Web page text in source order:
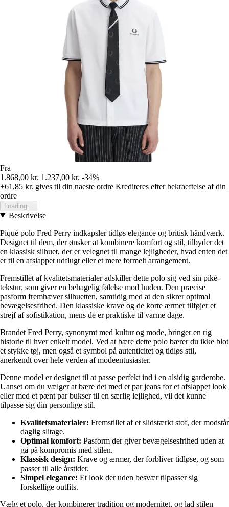
Fra
1.868,00 kr. 1.237,00 kr. -34%
+61,85 kr. gives til din naeste ordre Krediteres efter bekraeftelse af din
ordre
Loading...
Beskrivelse
Piqué polo Fred Perry indkapsler tidløs elegance og britisk håndværk.
Designet til dem, der ønsker at kombinere komfort og stil, tilbyder det
en klassisk silhuet, der er velegnet til mange lejligheder, hvad enten det
er til en afslappet udflugt eller et mere formelt arrangement.
Fremstillet af kvalitetsmaterialer adskiller dette polo sig ved sin piké-
tekstur, som giver en behagelig følelse mod huden. Den præcise
pasform fremhæver silhuetten, samtidig med at den sikrer optimal
bevægelsesfrihed. Den klassiske krave og de korte ærmer tilføjer et
strejf af sofistikation, mens de er praktiske til varme dage.
Brandet Fred Perry, synonymt med kultur og mode, bringer en rig
historie til hver enkelt model. Ved at bære dette polo bærer du ikke blot
et stykke tøj, men også et symbol på autenticitet og tidløs stil,
anerkendt over hele verden af modeentusiaster.
Denne model er designet til at passe perfekt ind i en alsidig garderobe.
Uanset om du vælger at bære det med et par jeans for et afslappet look
eller med et pænt par bukser til en særlig lejlighed, vil det kunne
tilpasse sig din personlige stil.
Kvalitetsmaterialer: Fremstillet af et slidstærkt stof, der modstår
daglig slitage.
Optimal komfort: Pasform der giver bevægelsesfrihed uden at
gå på kompromis med stilen.
Klassisk design: Krave og ærmer, der forbliver tidløse, og som
passer til alle årstider.
Simpel elegance: Et look der uden besvær tilpasser sig
forskellige outfits.
Vælg et polo, der kombinerer tradition og modernitet, og lad stilen